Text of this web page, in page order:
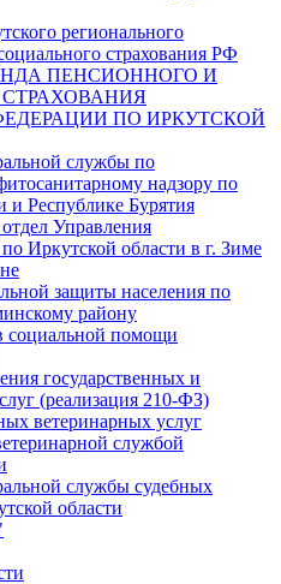
регионального
страхования РФ
ПЕНСИОННОГО И
ПО ИРКУТСКОЙ
службы по
надзору по
и Республике Бурятия
Управления
Иркутской области в г. Зиме
защиты населения по
району
социальной помощи
государственных и
(реализация 210-ФЗ)
ветеринарных услуг
службой
службы судебных
области